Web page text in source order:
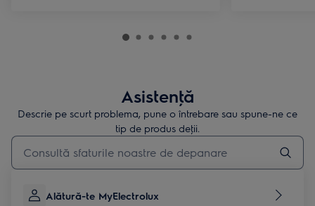
Asistenţă
Descrie pe scurt problema, pune o întrebare sau spune-ne ce
tip de produs deţii.
Type to search for support articles
Alătură-te MyElectrolux